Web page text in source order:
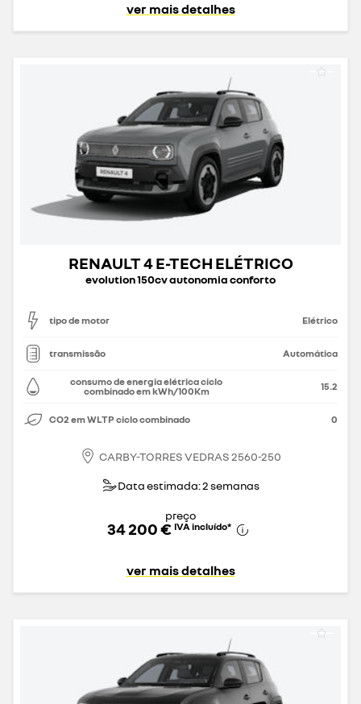
ver mais detalhes
RENAULT 4 E-TECH ELÉTRICO
evolution 150cv autonomia conforto
tipo de motor Elétrico
transmissão Automática
consumo de energia elétrica ciclo
combinado em kWh/100Km
15.2
CO2 em WLTP ciclo combinado 0
CARBY-TORRES VEDRAS 2560-250
Data estimada: 2 semanas
preço
34 200 € IVA incluído*
ver mais detalhes